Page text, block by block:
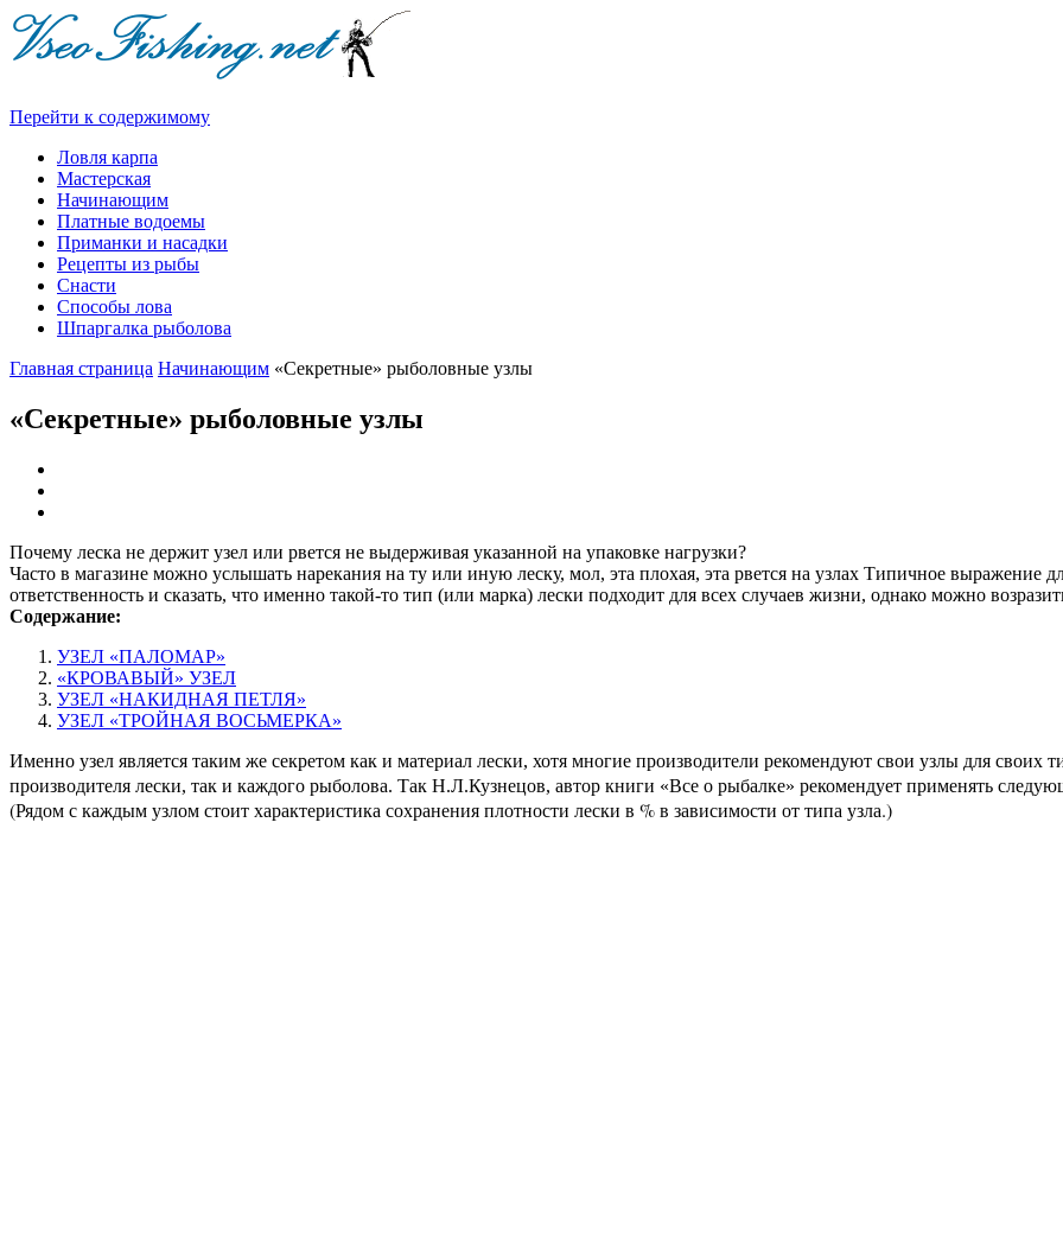
Перейти к содержимому
Ловля карпа
Мастерская
Начинающим
Платные водоемы
Приманки и насадки
Рецепты из рыбы
Снасти
Способы лова
Шпаргалка рыболова
Главная страница Начинающим «Секретные» рыболовные узлы
«Секретные» рыболовные узлы
Почему леска не держит узел или рвется не выдерживая указанной на упаковке нагрузки?
Часто в магазине можно услышать нарекания на ту или иную леску, мол, эта плохая, эта рвется на узлах Типичное выражение
ответственность и сказать, что именно такой-то тип (или марка) лески подходит для всех случаев жизни, однако можно
Содержание:
УЗЕЛ «ПАЛОМАР»
«КРОВАВЫЙ» УЗЕЛ
УЗЕЛ «НАКИДНАЯ ПЕТЛЯ»
УЗЕЛ «ТРОЙНАЯ ВОСЬМЕРКА»
Именно узел является таким же секретом как и материал лески, хотя многие производители рекомендуют свои узлы для
производителя лески, так и каждого рыболова. Так Н.Л.Кузнецов, автор книги «Все о рыбалке» рекомендует применять
(Рядом с каждым узлом стоит характеристика сохранения плотности лески в % в зависимости от типа узла.)